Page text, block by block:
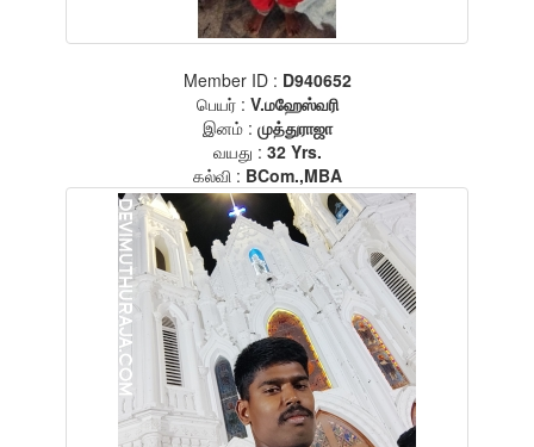
Member ID : D940652
பெயர் : V.மஹேஸ்வரி
இனம் : முத்துராஜா
வயது : 32 Yrs.
கல்வி : BCom.,MBA